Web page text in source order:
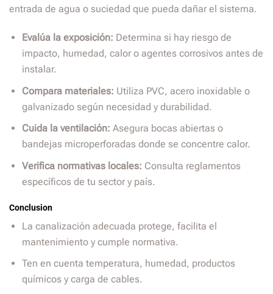
entrada de agua o suciedad que pueda dañar el sistema.
Evalúa la exposición: Determina si hay riesgo de
impacto, humedad, calor o agentes corrosivos antes de
instalar.
Compara materiales: Utiliza PVC, acero inoxidable o
galvanizado según necesidad y durabilidad.
Cuida la ventilación: Asegura bocas abiertas o
bandejas microperforadas donde se concentre calor.
Verifica normativas locales: Consulta reglamentos
específicos de tu sector y país.
Conclusion
La canalización adecuada protege, facilita el
mantenimiento y cumple normativa.
Ten en cuenta temperatura, humedad, productos
químicos y carga de cables.